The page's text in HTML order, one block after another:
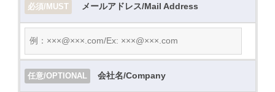
必須/MUST メールアドレス/Mail Address
任意/OPTIONAL 会社名/Company